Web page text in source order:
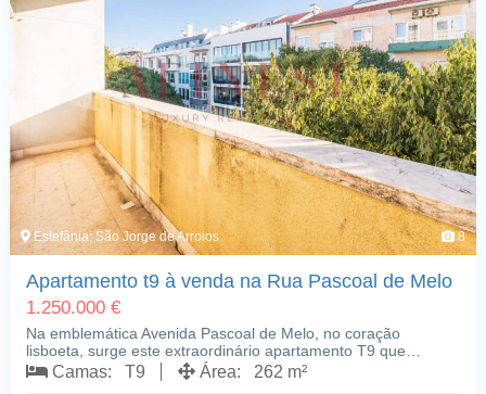
Estefânia; São Jorge de Arroios 8
Apartamento t9 à venda na Rua Pascoal de Melo
1.250.000 €
Na emblemática Avenida Pascoal de Melo, no coração
lisboeta, surge este extraordinário apartamento T9 que…
Camas: T9 Área: 262 m²